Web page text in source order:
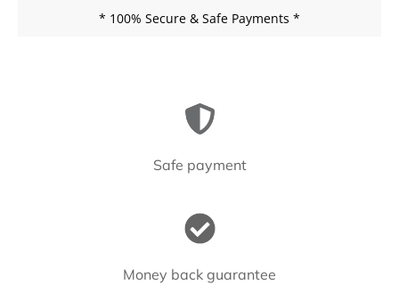
* 100% Secure & Safe Payments *
Safe payment
Money back guarantee